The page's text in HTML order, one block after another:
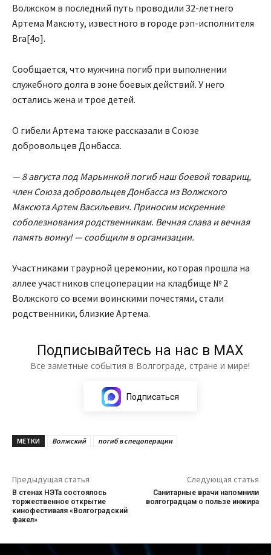
Волжском в последний путь проводили 32-летнего
Артема Максюту, известного в городе рэп-исполнителя
Bra[4o].
Сообщается, что мужчина погиб при выполнении
служебного долга в зоне боевых действий. У него
остались жена и трое детей.
О гибели Артема также рассказали в Союзе
добровольцев Донбасса.
— 8 августа под Марьинкой погиб наш боевой товарищ,
член Союза добровольцев Донбасса из Волжского
Максюта Артем Васильевич. Приносим искренние
соболезнования родственникам. Вечная слава и вечная
память воину! — сообщили в организации.
Участниками траурной церемонии, которая прошла на
аллее участников спецоперации на кладбище № 2
Волжского со всеми воинскими почестями, стали
родственники, близкие Артема.
Подписывайтесь на нас в МАХ
Все заметные события в Волгограде, стране и мире!
Подписаться
МЕТКИ Волжский погиб в спецоперации
Предыдущая статья
В стенах НЭТа состоялось
торжественное открытие
кинофестиваля «Волгоградский
факел»
Следующая статья
Санитарные врачи напомнили
волгоградцам о пользе инжира